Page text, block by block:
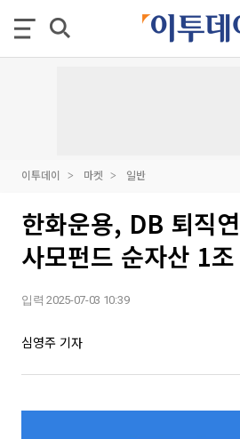
이투데이 마켓 일반
한화운용, DB 퇴직
사모펀드 순자산 1
입력 2025-07-03 10:39
심영주 기자